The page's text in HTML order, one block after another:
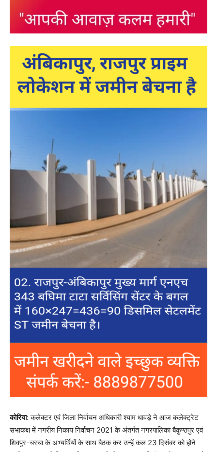
कोरिया: कलेक्टर एवं जिला निर्वाचन अधिकारी श्याम धावड़े ने आज कलेक्ट्रेट
सभाकक्ष में नगरीय निकाय निर्वाचन 2021 के अंतर्गत नगरपालिका बैकुण्ठपुर एवं
शिवपुर-चरचा के अभ्यर्थियों के साथ बैठक कर उन्हें कल 23 दिसंबर को होने